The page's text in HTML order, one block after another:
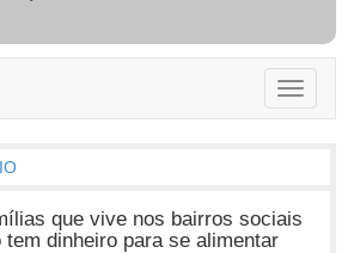
Toggle
que vive nos bairros sociais
tem dinheiro para se alimentar